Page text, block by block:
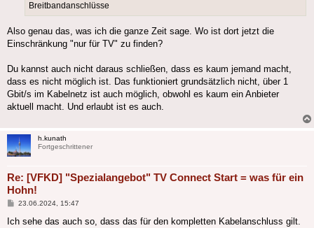
Breitbandanschlüsse
Also genau das, was ich die ganze Zeit sage. Wo ist dort jetzt die
Einschränkung "nur für TV" zu finden?
Du kannst auch nicht daraus schließen, dass es kaum jemand macht,
dass es nicht möglich ist. Das funktioniert grundsätzlich nicht, über 1
Gbit/s im Kabelnetz ist auch möglich, obwohl es kaum ein Anbieter
aktuell macht. Und erlaubt ist es auch.
h.kunath
Fortgeschrittener
Re: [VFKD] "Spezialangebot" TV Connect Start = was für ein
Hohn!
Beitrag
23.06.2024, 15:47
Ich sehe das auch so, dass das für den kompletten Kabelanschluss gilt.